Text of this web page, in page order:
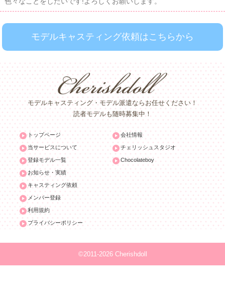
モデルキャスティング依頼はこちらから
モデルキャスティング・モデル派遣ならお任せください！
読者モデルも随時募集中！
トップページ
当サービスについて
登録モデル一覧
お知らせ・実績
キャスティング依頼
メンバー登録
利用規約
プライバシーポリシー
会社情報
チェリッシュスタジオ
Chocolateboy
©2011-2026 Cherishdoll